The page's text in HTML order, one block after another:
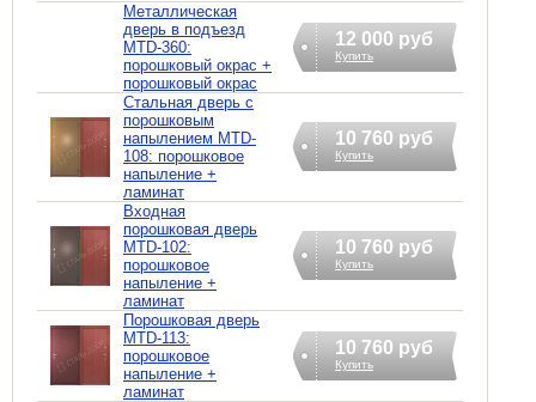
Металлическая
дверь в подъезд
MTD-360:
порошковый окрас +
порошковый окрас
12 000 руб
Купить
Стальная дверь с
порошковым
напылением MTD-
108: порошковое
напыление +
ламинат
10 760 руб
Купить
Входная
порошковая дверь
MTD-102:
порошковое
напыление +
ламинат
10 760 руб
Купить
Порошковая дверь
MTD-113:
порошковое
напыление +
ламинат
10 760 руб
Купить